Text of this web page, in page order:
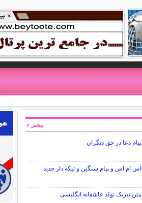
پیام دعا در حق دیگران
اس ام اس و پیام سنگین و تیکه دار جدید
متن تبریک تولد عاشقانه انگلیسی
بیشتر »